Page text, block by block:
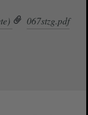
067stzg.pdf